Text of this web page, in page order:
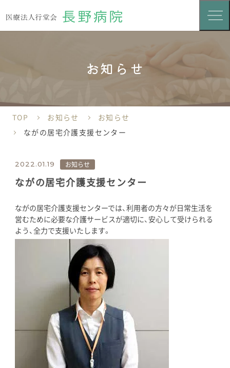
お知らせ
TOP お知らせ
お知らせ
ながの居宅介護支援センター
2022.01.19 お知らせ
ながの居宅介護支援センター
ながの居宅介護支援センターでは、利用者の方々が日常生活を
営むために必要な介護サービスが適切に、安心して受けられる
よう、全力で支援いたします。